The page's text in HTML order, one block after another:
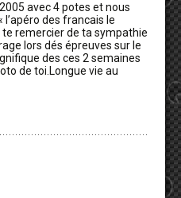
avec 4 potes et nous
l’apéro des francais le
remercier de ta sympathie
lors dés épreuves sur le
des ces 2 semaines
de toi.Longue vie au